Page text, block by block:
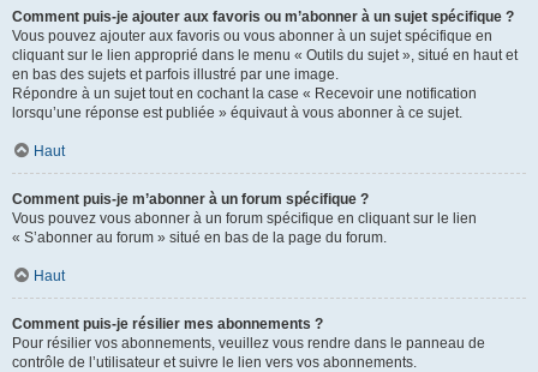
Comment puis-je ajouter aux favoris ou m’abonner à un sujet spécifique ?
Vous pouvez ajouter aux favoris ou vous abonner à un sujet spécifique en
cliquant sur le lien approprié dans le menu « Outils du sujet », situé en haut et
en bas des sujets et parfois illustré par une image.
Répondre à un sujet tout en cochant la case « Recevoir une notification
lorsqu’une réponse est publiée » équivaut à vous abonner à ce sujet.
Haut
Comment puis-je m’abonner à un forum spécifique ?
Vous pouvez vous abonner à un forum spécifique en cliquant sur le lien
« S’abonner au forum » situé en bas de la page du forum.
Haut
Comment puis-je résilier mes abonnements ?
Pour résilier vos abonnements, veuillez vous rendre dans le panneau de
contrôle de l’utilisateur et suivre le lien vers vos abonnements.